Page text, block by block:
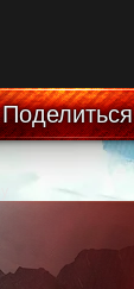
Поделиться